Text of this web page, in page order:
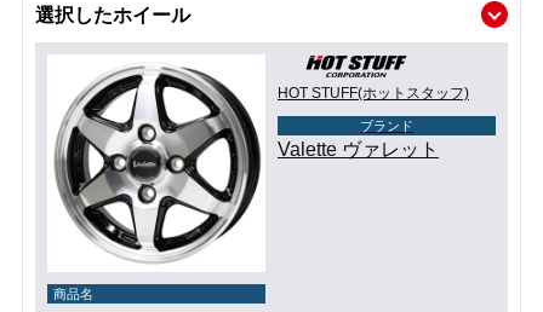
選択したホイール
HOT STUFF(ホットスタッフ)
ブランド
Valette ヴァレット
商品名